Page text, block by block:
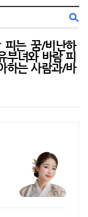
피는 꿈/비난하
부녀와 바람 피
하는 사람과/바